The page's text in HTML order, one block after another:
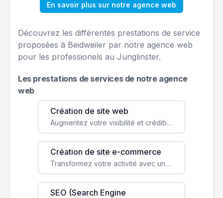
En savoir plus sur notre agence web
Découvrez les différentes prestations de service
proposées à Beidweiler par notre agence web
pour les professionels au Junglinster.
Les prestations de services de notre agence
web
Création de site web
Augmentez votre visibilité et crédibilité en ligne avec un site web performant, conçu pour attirer plus de clients.
Création de site e-commerce
Transformez votre activité avec une boutique en ligne, accessible à l'échelle mondiale 24/7.
SEO (Search Engine